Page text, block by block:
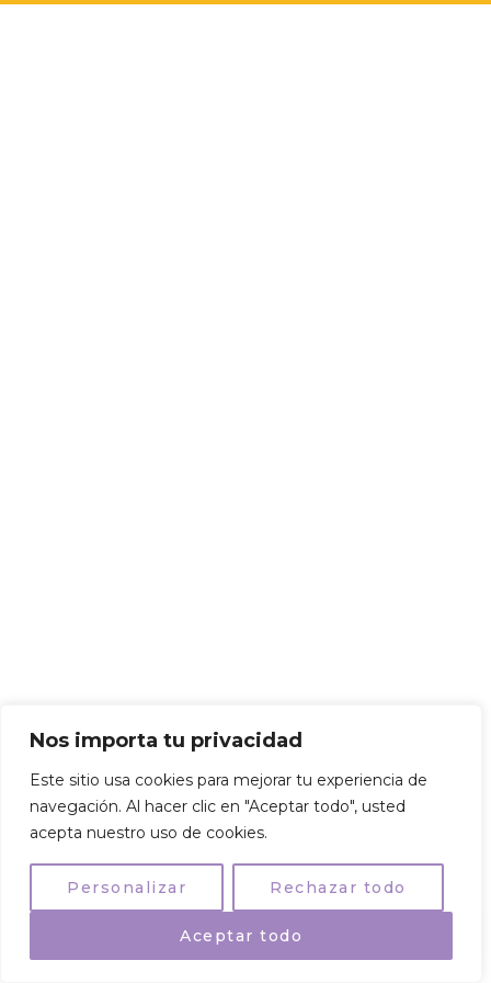
Nos importa tu privacidad
Este sitio usa cookies para mejorar tu experiencia de
navegación. Al hacer clic en "Aceptar todo", usted
acepta nuestro uso de cookies.
Personalizar Rechazar todo
Aceptar todo